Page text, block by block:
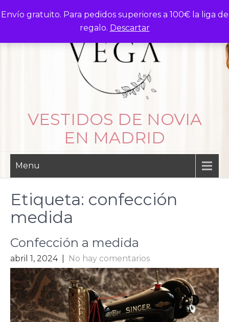
Envío gratuito. Para pedidos superiores a 100€ la liga de
regalo. Descartar
to
VESTIDOS DE NOVIA
EN MADRID
Menu
Etiqueta: confección
medida
Confección a medida
abril 1, 2024 No hay comentarios